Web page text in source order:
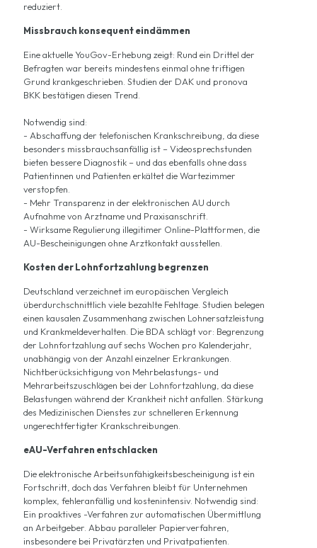
reduziert.
Missbrauch konsequent eindämmen
Eine aktuelle YouGov-Erhebung zeigt: Rund ein Drittel der
Befragten war bereits mindestens einmal ohne triftigen
Grund krankgeschrieben. Studien der DAK und pronova
BKK bestätigen diesen Trend.
Notwendig sind:
- Abschaffung der telefonischen Krankschreibung, da diese
besonders missbrauchsanfällig ist – Videosprechstunden
bieten bessere Diagnostik – und das ebenfalls ohne dass
Patientinnen und Patienten erkältet die Wartezimmer
verstopfen.
- Mehr Transparenz in der elektronischen AU durch
Aufnahme von Arztname und Praxisanschrift.
- Wirksame Regulierung illegitimer Online-Plattformen, die
AU-Bescheinigungen ohne Arztkontakt ausstellen.
Kosten der Lohnfortzahlung begrenzen
Deutschland verzeichnet im europäischen Vergleich
überdurchschnittlich viele bezahlte Fehltage. Studien belegen
einen kausalen Zusammenhang zwischen Lohnersatzleistung
und Krankmeldeverhalten. Die BDA schlägt vor: Begrenzung
der Lohnfortzahlung auf sechs Wochen pro Kalenderjahr,
unabhängig von der Anzahl einzelner Erkrankungen.
Nichtberücksichtigung von Mehrbelastungs- und
Mehrarbeitszuschlägen bei der Lohnfortzahlung, da diese
Belastungen während der Krankheit nicht anfallen. Stärkung
des Medizinischen Dienstes zur schnelleren Erkennung
ungerechtfertigter Krankschreibungen.
eAU-Verfahren entschlacken
Die elektronische Arbeitsunfähigkeitsbescheinigung ist ein
Fortschritt, doch das Verfahren bleibt für Unternehmen
komplex, fehleranfällig und kostenintensiv. Notwendig sind:
Ein proaktives -Verfahren zur automatischen Übermittlung
an Arbeitgeber. Abbau paralleler Papierverfahren,
insbesondere bei Privatärzten und Privatpatienten.